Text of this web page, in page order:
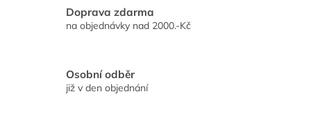
Doprava zdarma
na objednávky nad 2000.-Kč
Osobní odběr
již v den objednání